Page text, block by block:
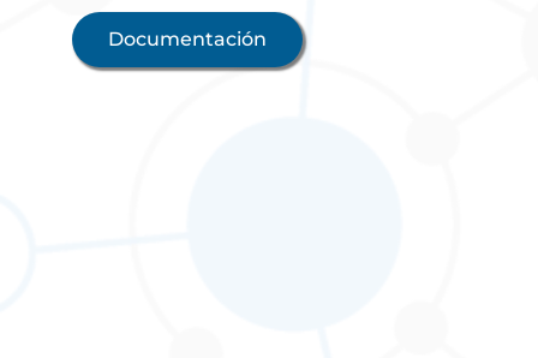
Documentación